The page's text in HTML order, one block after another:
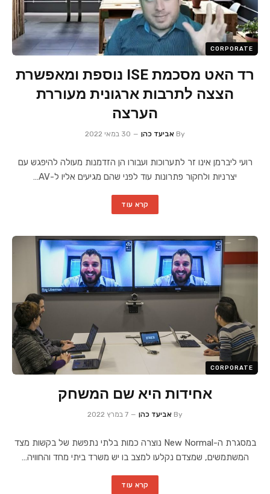
CORPORATE
רד האט מסכמת ISE נוספת ומאפשרת
הצצה לתרבות ארגונית מעוררת
הערצה
By אביעד כהן 30 במאי 2022
רועי ליברמן אינו זר לתערוכות ועבורו הן הזדמנות מעולה להיפגש עם
יצרניות ולחקור פתרונות עוד לפני שהם מגיעים אליו ל-AV…
קרא עוד
CORPORATE
אחידות היא שם המשחק
By אביעד כהן 7 במרץ 2022
במסגרת ה-New Normal נוצרה כמות בלתי נתפשת של בקשות מצד
המשתמשים, שמצדם נקלעו למצב בו יש משרד ביתי מחד והחוויה…
קרא עוד